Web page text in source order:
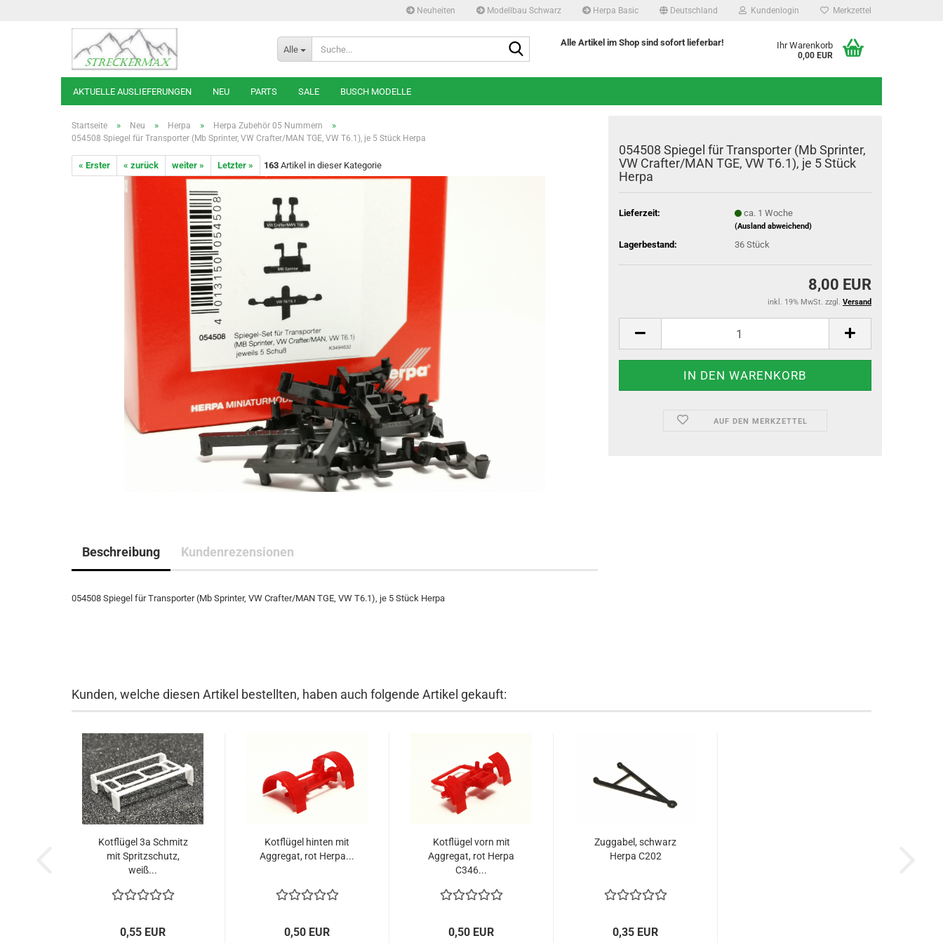
Neuheiten Modellbau Schwarz Herpa Basic Deutschland Kundenlogin Merkzettel
Alle
Alle Artikel im Shop sind sofort lieferbar! Ihr Warenkorb
0,00 EUR
AKTUELLE AUSLIEFERUNGEN NEU PARTS SALE BUSCH MODELLE
Startseite » Neu » Herpa » Herpa Zubehör 05 Nummern »
054508 Spiegel für Transporter (Mb Sprinter, VW Crafter/MAN TGE, VW T6.1), je 5 Stück Herpa
« Erster « zurück weiter » Letzter » 163 Artikel in dieser Kategorie
054508 Spiegel für Transporter (Mb Sprinter,
VW Crafter/MAN TGE, VW T6.1), je 5 Stück
Herpa
Lieferzeit: ca. 1 Woche
(Ausland abweichend)
Lagerbestand: 36 Stück
8,00 EUR
inkl. 19% MwSt. zzgl. Versand
AUF DEN MERKZETTEL
Beschreibung Kundenrezensionen
054508 Spiegel für Transporter (Mb Sprinter, VW Crafter/MAN TGE, VW T6.1), je 5 Stück Herpa
Kunden, welche diesen Artikel bestellten, haben auch folgende Artikel gekauft:
Kotflügel 3a Schmitz
mit Spritzschutz,
weiß...
0,55 EUR
Kotflügel hinten mit
Aggregat, rot Herpa...
0,50 EUR
Kotflügel vorn mit
Aggregat, rot Herpa
C346...
0,50 EUR
Zuggabel, schwarz
Herpa C202
0,35 EUR